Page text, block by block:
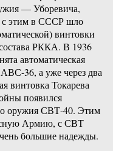
— Уборевича,
с этим в СССР шло
винтовки
РККА. В 1936
автоматическая
36, а уже через два
винтовка Токарева
появился
оружия СВТ-40. Этим
Армию, с СВТ
большие надежды.